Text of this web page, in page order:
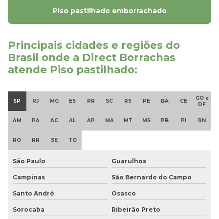
Piso de borracha antiderrapante
Piso de borracha antiderrapante preço
Piso de borracha liso preço
Piso de borracha pastilhado onde comprar
Piso de borracha pastilhado sp
Piso de borracha preço
Piso de borracha preço metro
Piso de borracha sp
Piso de borracha vinílico
Piso pastilhado emborrachado
Principais cidades e regiões do
Brasil onde a Direct Borrachas
atende Piso pastilhado:
SP RJ MG ES PR SC RS PE BA CE
GO e
DF
AM PA AC AL AP MA MT MS PB PI RN
RO RR SE TO
São Paulo Guarulhos
Campinas São Bernardo do Campo
Santo André Osasco
Sorocaba Ribeirão Preto